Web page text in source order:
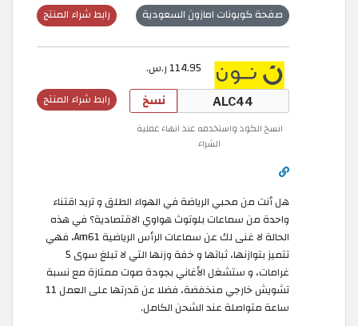
رابط شراء المنتج صفحة كوبونات امازون السعودية
114.95 ر.س.
رابط شراء المنتج نسخ
انسخ الكود واستخدمه عند انهاء عملية
الشراء
هل أنت من محبي الرياضة في الهواء الطلق و تريد اقتناء
واحدة من سماعات بلوتوث هواوي الاقتصادية؟ في هذه
الحالة لا غنى لك عن سماعات الرأس الرياضية Am61، فهي
تتميز بتوازنها، ثباتها و خفة وزنها التي لا تبلغ سوى 5
غرامات، و ستشغل الأغاني بجودة صوت ممتازة مع نسبة
تشويش خارجي منخفضة، فضلا عن قدرتها على العمل 11
ساعة متواصلة عند الشحن الكامل.